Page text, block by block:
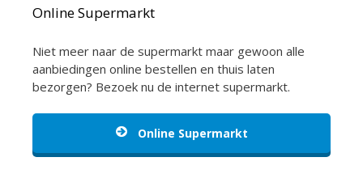
Online Supermarkt
Niet meer naar de supermarkt maar gewoon alle
aanbiedingen online bestellen en thuis laten
bezorgen? Bezoek nu de internet supermarkt.
Online Supermarkt